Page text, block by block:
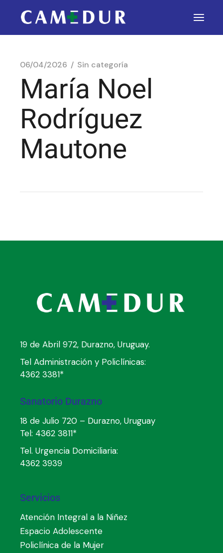
06/04/2026 Sin categoría
María Noel
Rodríguez
Mautone
19 de Abril 972, Durazno, Uruguay.
Tel Administración y Policlínicas:
4362 3381*
Sanatorio Durazno
18 de Julio 720 – Durazno, Uruguay
Tel: 4362 3811*
Tel. Urgencia Domiciliaria:
4362 3939
Servicios
Atención Integral a la Niñez
Espacio Adolescente
Policlínica de la Mujer